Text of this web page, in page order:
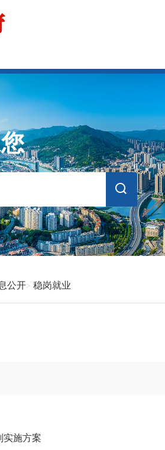
公开 稳岗就业
实施方案